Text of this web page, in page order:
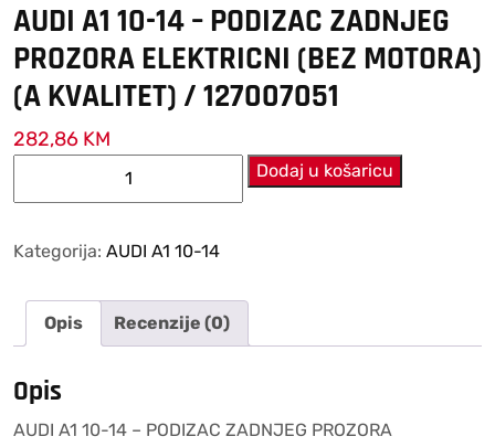
AUDI A1 10-14 – PODIZAC ZADNJEG
PROZORA ELEKTRICNI (BEZ MOTORA)
(A KVALITET) / 127007051
282,86 KM
14
PODIZAC
ZADNJEG
PROZORA
ELEKTRICNI
(BEZ
MOTORA)
Dodaj u košaricu
Kategorija: AUDI A1 10-14
Opis Recenzije (0)
Opis
AUDI A1 10-14 – PODIZAC ZADNJEG PROZORA